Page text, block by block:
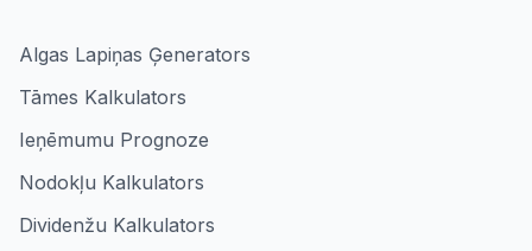
Algas Lapiņas Ģenerators
Tāmes Kalkulators
Ieņēmumu Prognoze
Nodokļu Kalkulators
Dividenžu Kalkulators